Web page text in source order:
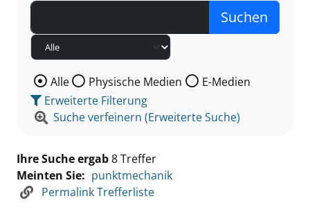
Wählen Sie die Medienart nach der Sie suchen wollen.
Alle Physische Medien
E-Medien
Erweiterte Filterung
Suche verfeinern (Erweiterte Suche)
Ihre Suche ergab8 Treffer
Meinten Sie: punktmechanik
Permalink Trefferliste